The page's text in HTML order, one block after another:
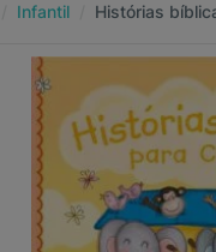
Infantil Histórias